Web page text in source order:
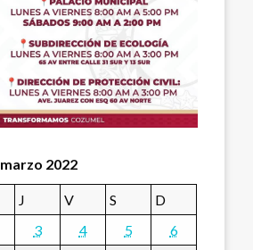
marzo 2022
J V S
D
3 4 5
6